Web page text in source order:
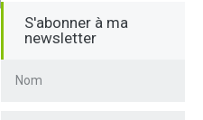
S'abonner à ma
newsletter